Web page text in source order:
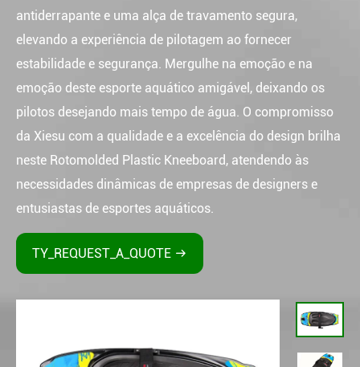
antiderrapante e uma alça de travamento segura,
elevando a experiência de pilotagem ao fornecer
estabilidade e segurança. Mergulhe na emoção e na
emoção deste esporte aquático amigável, deixando os
pilotos desejando mais tempo de água. O compromisso
da Xiesu com a qualidade e a excelência do design brilha
neste Rotomolded Plastic Kneeboard, atendendo às
necessidades dinâmicas de empresas de designers e
entusiastas de esportes aquáticos.
TY_REQUEST_A_QUOTE 